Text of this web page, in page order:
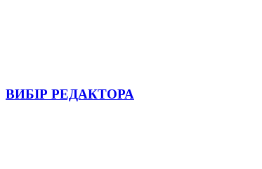
ВИБІР РЕДАКТОРА